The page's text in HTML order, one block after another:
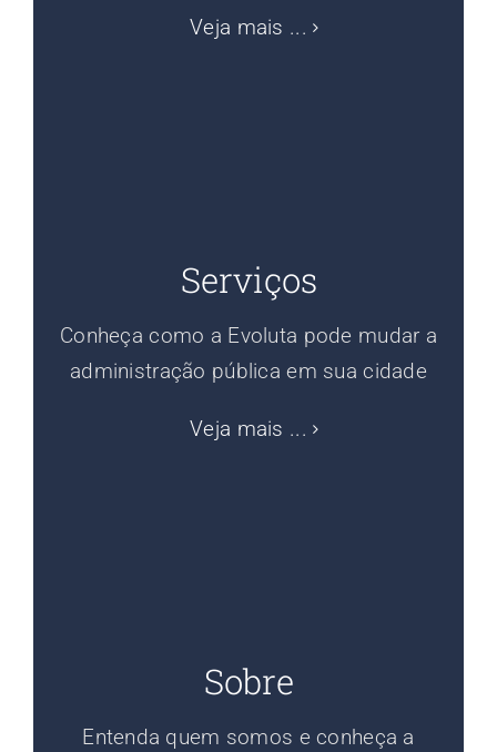
Veja mais ...
Serviços
Conheça como a Evoluta pode mudar a
administração pública em sua cidade
Veja mais ...
Sobre
Entenda quem somos e conheça a